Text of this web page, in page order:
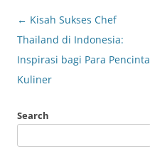
Post
navigation
← Kisah Sukses Chef
Thailand di Indonesia:
Inspirasi bagi Para Pencinta
Kuliner
Search